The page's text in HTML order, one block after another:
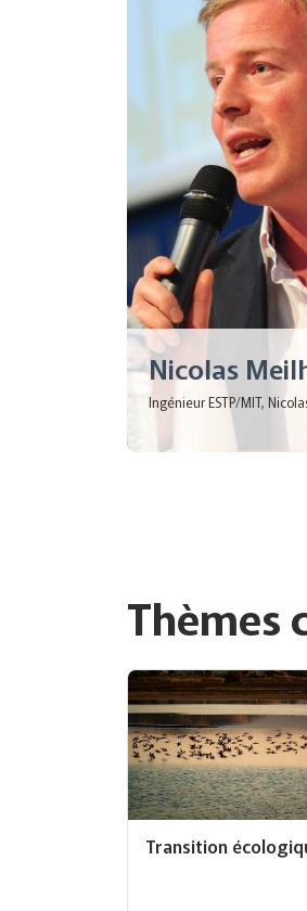
Nicolas
Ingénieur ESTP/MIT,
Thèmes
Transition